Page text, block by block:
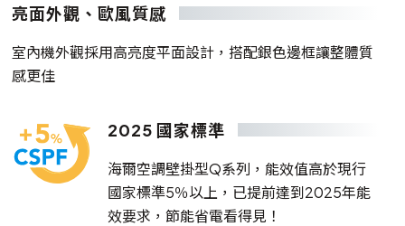
亮面外觀、歐風質感
室內機外觀採用高亮度平面設計，搭配銀色邊框讓整體質
感更佳
2025 國家標準
海爾空調壁掛型Q系列，能效值高於現行
國家標準5％以上，已提前達到2025年能
效要求，節能省電看得見！